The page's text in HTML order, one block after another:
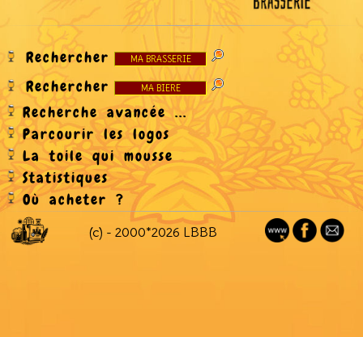
Rechercher
Rechercher
Recherche avancée ...
Parcourir les logos
La toile qui mousse
Statistiques
Où acheter ?
(c) - 2000*2026 LBBB